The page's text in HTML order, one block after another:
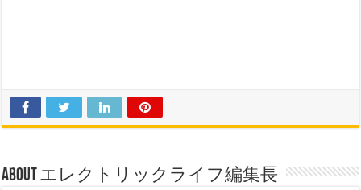
About エレクトリックライフ編集長